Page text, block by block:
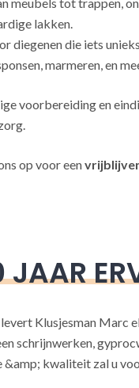
lakken.
diegenen die iets
marmeren, en
voorbereiding en
op voor een
JAAR
levert Klusjesman
schrijnwerken,
&amp; kwaliteit zal u